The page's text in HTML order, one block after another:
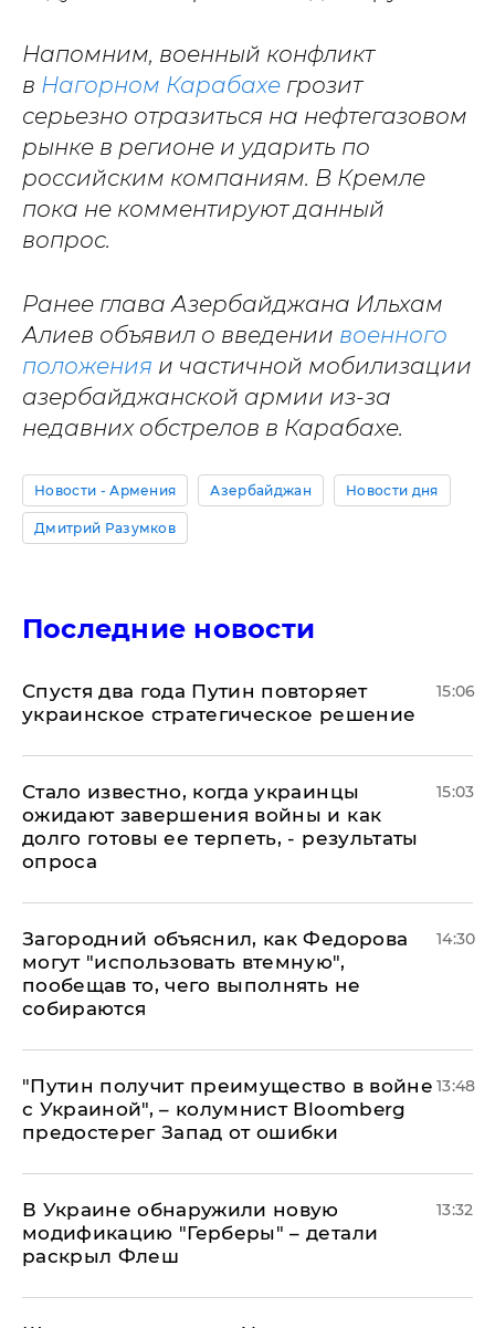
Напомним, военный конфликт
в Нагорном Карабахе грозит
серьезно отразиться на нефтегазовом
рынке в регионе и ударить по
российским компаниям. В Кремле
пока не комментируют данный
вопрос.
Ранее глава Азербайджана Ильхам
Алиев объявил о введении военного
положения и частичной мобилизации
азербайджанской армии из-за
недавних обстрелов в Карабахе.
Новости - Армения Азербайджан Новости дня
Дмитрий Разумков
Последние новости
Спустя два года Путин повторяет
украинское стратегическое решение
15:06
Стало известно, когда украинцы
ожидают завершения войны и как
долго готовы ее терпеть, - результаты
опроса
15:03
Загородний объяснил, как Федорова
могут "использовать втемную",
пообещав то, чего выполнять не
собираются
14:30
"Путин получит преимущество в войне
с Украиной", – колумнист Bloomberg
предостерег Запад от ошибки
13:48
В Украине обнаружили новую
модификацию "Герберы" – детали
раскрыл Флеш
13:32